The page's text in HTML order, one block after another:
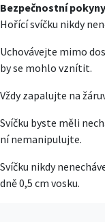
Bezpečnostní
Hořící svíčku nikdy
Uchovávejte mimo
by se mohlo vznítit.
Vždy zapalujte na
Svíčku byste měli
ní nemanipulujte.
Svíčku nikdy
dně 0,5 cm vosku.